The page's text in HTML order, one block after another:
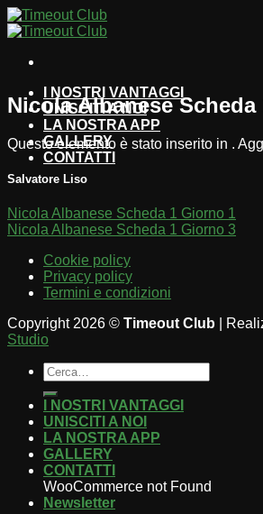
Salta
ai
I NOSTRI VANTAGGI
UNISCITI A NOI
LA NOSTRA APP
GALLERY
CONTATTI
Nicola Albanese
Questo elemento è stato inserito in .
Salvatore Liso
Nicola Albanese Scheda 1 Giorno 1
Nicola Albanese Scheda 1 Giorno 3
Cookie policy
Privacy policy
Termini e condizioni
Copyright 2026 © Timeout Club |
Studio
I NOSTRI VANTAGGI
UNISCITI A NOI
LA NOSTRA APP
GALLERY
CONTATTI
WooCommerce not Found
Newsletter